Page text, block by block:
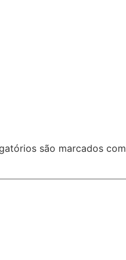
são marcados com